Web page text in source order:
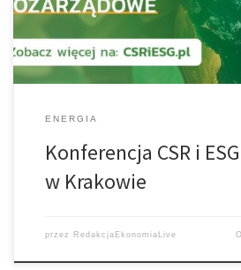
ENERGIA
Konferencja CSR i
w Krakowie
przez RedakcjaEkonomiaLive